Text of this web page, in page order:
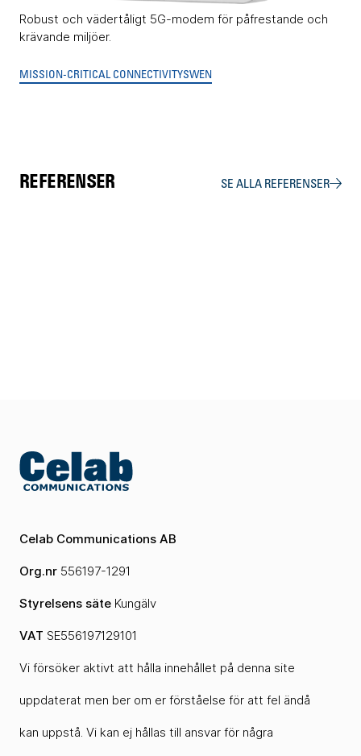
Robust och vädertåligt 5G-modem för påfrestande och
krävande miljöer.
MISSION-CRITICAL CONNECTIVITYSWEN
REFERENSER SE ALLA REFERENSER
Celab Communications AB
Org.nr 556197-1291
Styrelsens säte Kungälv
VAT SE556197129101
Vi försöker aktivt att hålla innehållet på denna site
uppdaterat men ber om er förståelse för att fel ändå
kan uppstå. Vi kan ej hållas till ansvar för några